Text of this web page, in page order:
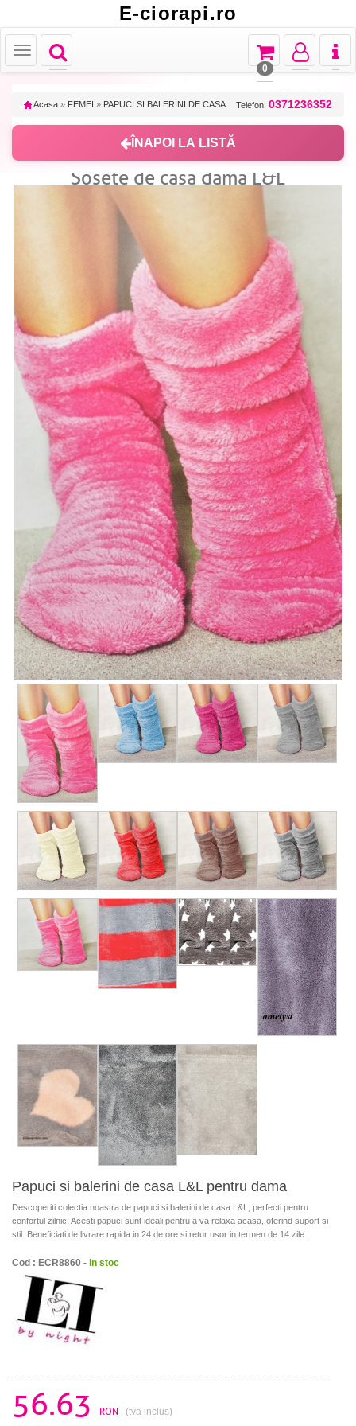
E-ciorapi.ro
Toggle
navigation
Toggle
Toggle
navigation
Toggle
navigation
Toggle
navigation
0
Acasa » FEMEI » PAPUCI SI BALERINI DE CASA Telefon: 0371236352
ÎNAPOI LA LISTĂ
Sosete de casa dama L&L
Papuci si balerini de casa L&L pentru dama
Descoperiti colectia noastra de papuci si balerini de casa L&L, perfecti pentru
confortul zilnic. Acesti papuci sunt ideali pentru a va relaxa acasa, oferind suport si
stil. Beneficiati de livrare rapida in 24 de ore si retur usor in termen de 14 zile.
Cod : ECR8860 - in stoc
56.63 RON (tva inclus)